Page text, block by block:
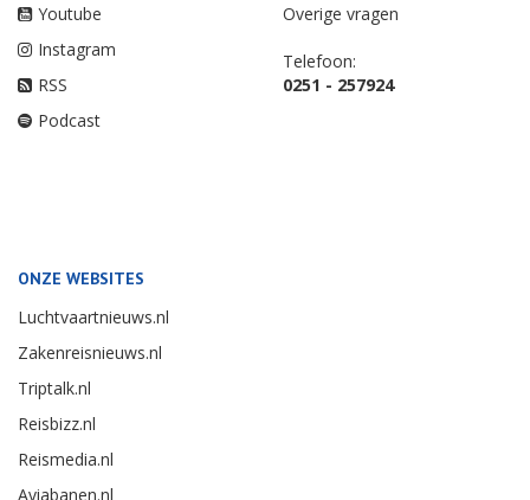
Youtube
Instagram
RSS
Podcast
Overige vragen
Telefoon:
0251 - 257924
ONZE WEBSITES
Luchtvaartnieuws.nl
Zakenreisnieuws.nl
Triptalk.nl
Reisbizz.nl
Reismedia.nl
Aviabanen.nl